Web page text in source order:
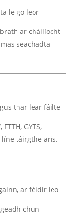
le go leor
ar cháilíocht
seachadta
thar lear fáilte
GYTS,
líne táirgthe arís.
ar féidir leo
chun